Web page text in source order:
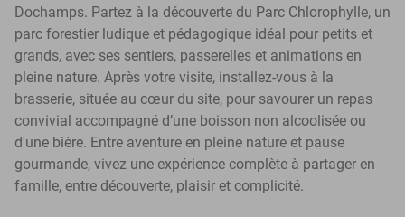
Dochamps. Partez à la découverte du Parc Chlorophylle, un
parc forestier ludique et pédagogique idéal pour petits et
grands, avec ses sentiers, passerelles et animations en
pleine nature. Après votre visite, installez-vous à la
brasserie, située au cœur du site, pour savourer un repas
convivial accompagné d’une boisson non alcoolisée ou
d'une bière. Entre aventure en pleine nature et pause
gourmande, vivez une expérience complète à partager en
famille, entre découverte, plaisir et complicité.